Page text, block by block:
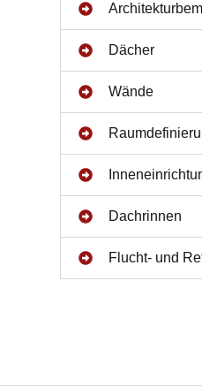
Dächer
Wände
Dachrinnen
Flucht- und